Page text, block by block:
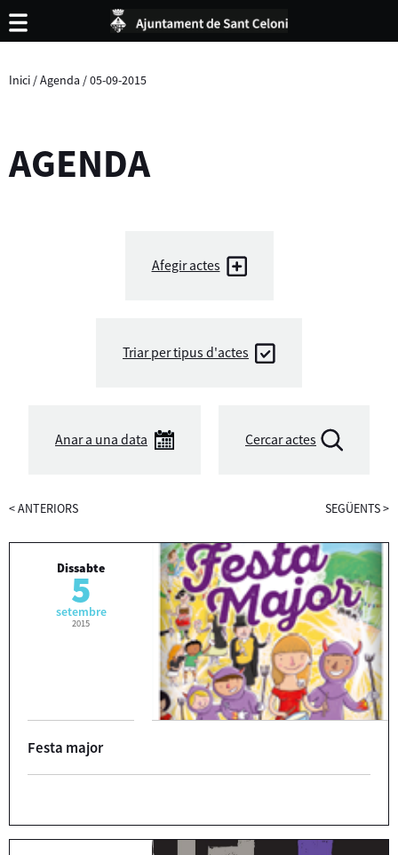
Inici /Agenda /05-09-2015
AGENDA
Afegir actes
Triar per tipus d'actes
Anar a una data Cercar actes
<ANTERIORS SEGÜENTS>
Dissabte
5
setembre
2015
Festa major